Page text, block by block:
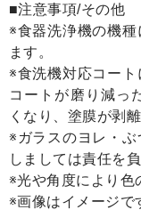
■注意事項/その他
※食器洗浄機の機種
ます。
※食洗機対応コー
コートが磨り減っ
くなり、塗膜が剥
※ガラスのヨレ・
しましては責任を
※光や角度により色
※画像はイメージで